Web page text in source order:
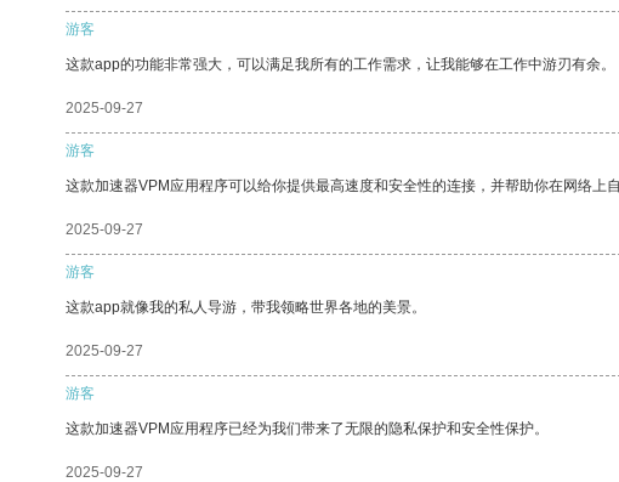
游客
这款app的功能非常强大，可以满足我所有的工作需求，让我能够在工作中游刃有余。
2025-09-27
游客
这款加速器VPM应用程序可以给你提供最高速度和安全性的连接，并帮助你在网络上自
2025-09-27
游客
这款app就像我的私人导游，带我领略世界各地的美景。
2025-09-27
游客
这款加速器VPM应用程序已经为我们带来了无限的隐私保护和安全性保护。
2025-09-27